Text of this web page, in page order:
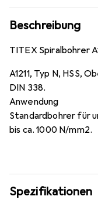
Beschreibung
TITEX Spiralbohrer
A1211, Typ N, HSS,
DIN 338.
Anwendung
Standardbohrer für
bis ca. 1000 N/mm2.
Spezifikationen